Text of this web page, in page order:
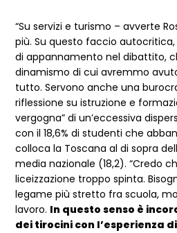
“Su servizi e turismo – avverte
più. Su questo faccio autocritica,
di appannamento nel dibattito,
dinamismo di cui avremmo
tutto. Servono anche una
riflessione su istruzione e
vergogna” di un’eccessiva
con il 18,6% di studenti che
colloca la Toscana al di sopra
media nazionale (18,2). “Credo
liceizzazione troppo spinta.
legame più stretto fra scuola,
lavoro. In questo senso è
dei tirocini con l’esperienza